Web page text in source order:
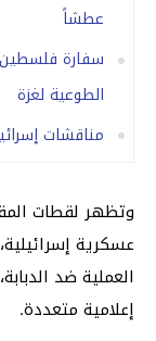
عطشاً
سفارة فلسطين
الطوعية لغزة
مناقشات
وتظهر لقطات
عسكرية
العملية ضد
إعلامية متعددة.